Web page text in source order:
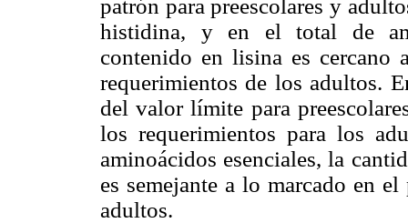
patrón para preescolares y
histidina, y en el total de
contenido en lisina es cercano
requerimientos de los adultos.
del valor límite para
los requerimientos para los
aminoácidos esenciales, la
es semejante a lo marcado en
adultos.